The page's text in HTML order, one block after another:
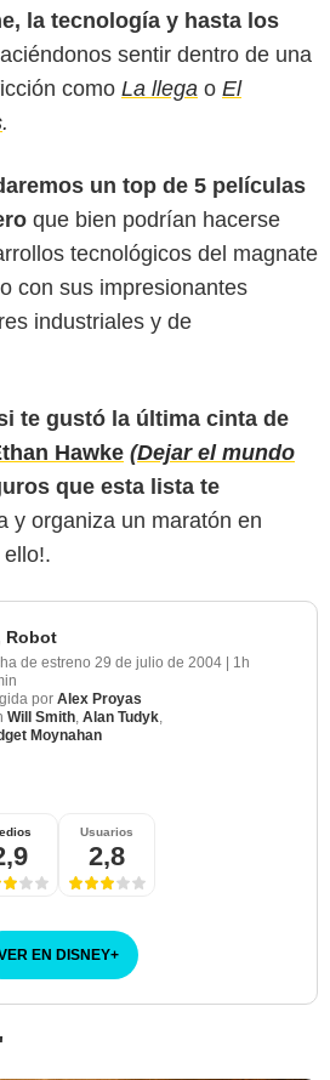
la tecnología y hasta los
sentir dentro de una
como La llega o El
.
un top de 5 películas
que bien podrían hacerse
tecnológicos del magnate
con sus impresionantes
industriales y de
te gustó la última cinta de
Hawke (Dejar el mundo
que esta lista te
y organiza un maratón en
ello!.
Robot
de estreno 29 de julio de 2004 | 1h
por Alex Proyas
Will Smith Alan Tudyk
Moynahan
Usuarios
2,8
EN DISNEY+